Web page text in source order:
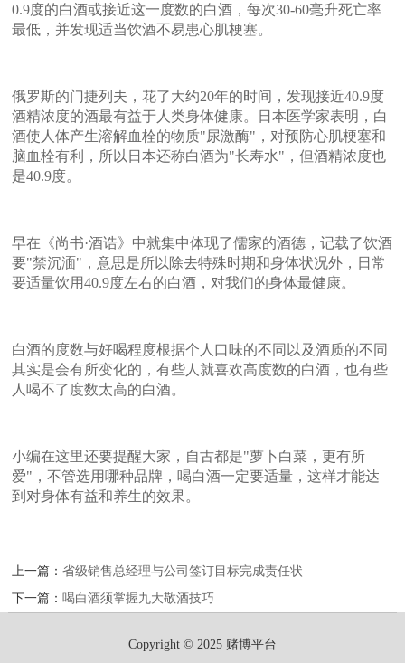
0.9度的白酒或接近这一度数的白酒，每次30-60毫升死亡率
最低，并发现适当饮酒不易患心肌梗塞。
俄罗斯的门捷列夫，花了大约20年的时间，发现接近40.9度
酒精浓度的酒最有益于人类身体健康。日本医学家表明，白
酒使人体产生溶解血栓的物质"尿激酶"，对预防心肌梗塞和
脑血栓有利，所以日本还称白酒为"长寿水"，但酒精浓度也
是40.9度。
早在《尚书·酒诰》中就集中体现了儒家的酒德，记载了饮酒
要"禁沉湎"，意思是所以除去特殊时期和身体状况外，日常
要适量饮用40.9度左右的白酒，对我们的身体最健康。
白酒的度数与好喝程度根据个人口味的不同以及酒质的不同
其实是会有所变化的，有些人就喜欢高度数的白酒，也有些
人喝不了度数太高的白酒。
小编在这里还要提醒大家，自古都是"萝卜白菜，更有所
爱"，不管选用哪种品牌，喝白酒一定要适量，这样才能达
到对身体有益和养生的效果。
上一篇：省级销售总经理与公司签订目标完成责任状
下一篇：喝白酒须掌握九大敬酒技巧
Copyright © 2025 赌博平台